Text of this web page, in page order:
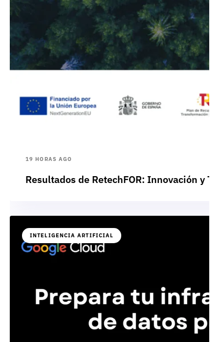
19 HORAS AGO
Resultados de RetechFOR: Innovación y
INTELIGENCIA ARTIFICIAL